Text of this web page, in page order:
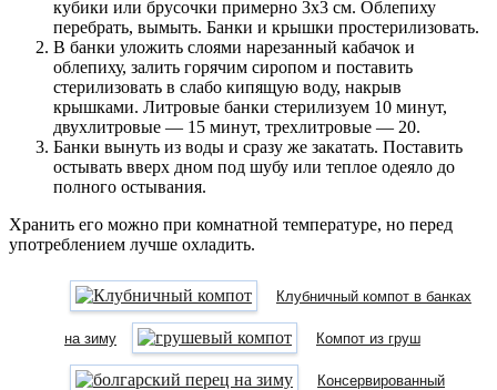
кубики или брусочки примерно 3х3 см. Облепиху
перебрать, вымыть. Банки и крышки простерилизовать.
В банки уложить слоями нарезанный кабачок и
облепиху, залить горячим сиропом и поставить
стерилизовать в слабо кипящую воду, накрыв
крышками. Литровые банки стерилизуем 10 минут,
двухлитровые — 15 минут, трехлитровые — 20.
Банки вынуть из воды и сразу же закатать. Поставить
остывать вверх дном под шубу или теплое одеяло до
полного остывания.
Хранить его можно при комнатной температуре, но перед
употреблением лучше охладить.
Клубничный компот в банках
на зиму Компот из груш
Консервированный